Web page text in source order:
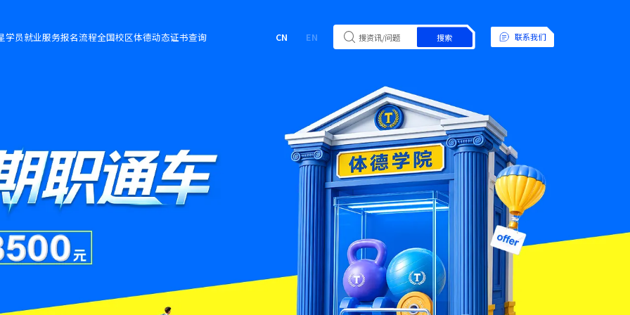
学员就业服务报名流程全国校区体德动态证书查询 CN EN 搜索 联系我们